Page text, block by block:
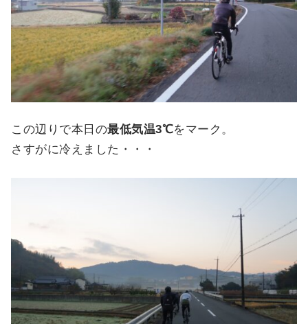
この辺りで本日の最低気温3℃をマーク。
さすがに冷えました・・・